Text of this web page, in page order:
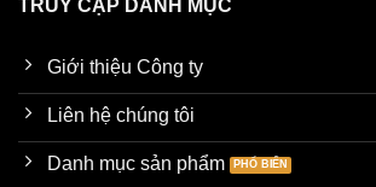
TRUY CẬP DANH MỤC
Giới thiệu Công ty
Liên hệ chúng tôi
Danh mục sản phẩm